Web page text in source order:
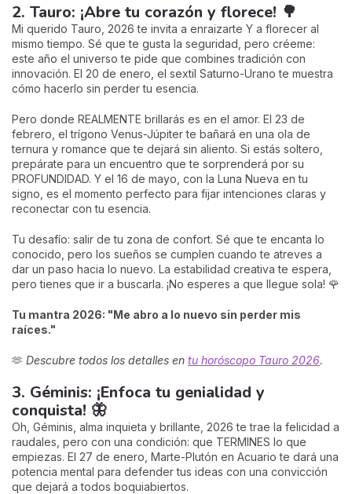
2. Tauro: ¡Abre tu corazón y florece! 🌳
Mi querido Tauro, 2026 te invita a enraizarte Y a florecer al
mismo tiempo. Sé que te gusta la seguridad, pero créeme:
este año el universo te pide que combines tradición con
innovación. El 20 de enero, el sextil Saturno-Urano te muestra
cómo hacerlo sin perder tu esencia.
Pero donde REALMENTE brillarás es en el amor. El 23 de
febrero, el trígono Venus-Júpiter te bañará en una ola de
ternura y romance que te dejará sin aliento. Si estás soltero,
prepárate para un encuentro que te sorprenderá por su
PROFUNDIDAD. Y el 16 de mayo, con la Luna Nueva en tu
signo, es el momento perfecto para fijar intenciones claras y
reconectar con tu esencia.
Tu desafío: salir de tu zona de confort. Sé que te encanta lo
conocido, pero los sueños se cumplen cuando te atreves a
dar un paso hacia lo nuevo. La estabilidad creativa te espera,
pero tienes que ir a buscarla. ¡No esperes a que llegue sola! 🌹
Tu mantra 2026: "Me abro a lo nuevo sin perder mis
raíces."
🫶 Descubre todos los detalles en tu horóscopo Tauro 2026.
3. Géminis: ¡Enfoca tu genialidad y
conquista! 🦋
Oh, Géminis, alma inquieta y brillante, 2026 te trae la felicidad a
raudales, pero con una condición: que TERMINES lo que
empiezas. El 27 de enero, Marte-Plutón en Acuario te dará una
potencia mental para defender tus ideas con una convicción
que dejará a todos boquiabiertos.